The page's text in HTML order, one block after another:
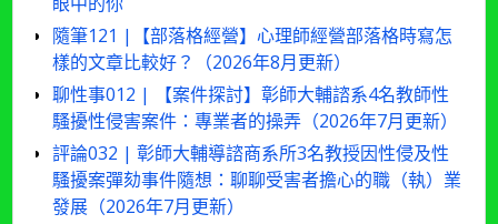
隨筆121 |【部落格經營】心理師經營部落格時寫怎
樣的文章比較好？（2026年8月更新）
聊性事012 | 【案件探討】彰師大輔諮系4名教師性
騷擾性侵害案件：專業者的操弄（2026年7月更新）
評論032 | 彰師大輔導諮商系所3名教授因性侵及性
騷擾案彈劾事件隨想：聊聊受害者擔心的職（執）業
發展（2026年7月更新）